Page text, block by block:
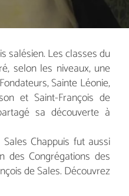
salésien. Les classes du
selon les niveaux, une
Sainte Léonie,
et Saint-François de
sa découverte à
Chappuis fut aussi
des Congrégations des
de Sales. Découvrez